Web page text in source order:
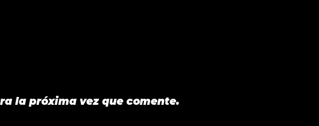
la próxima vez que comente.